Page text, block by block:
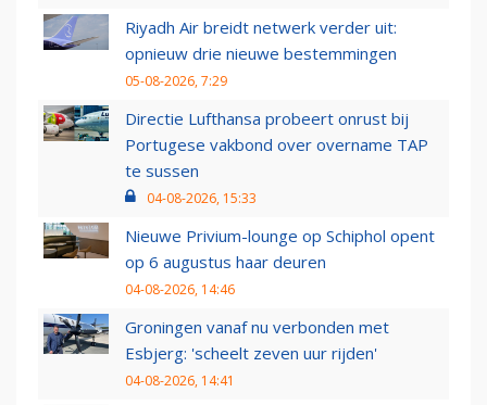
Riyadh Air breidt netwerk verder uit:
opnieuw drie nieuwe bestemmingen
05-08-2026, 7:29
Directie Lufthansa probeert onrust bij
Portugese vakbond over overname TAP
te sussen
04-08-2026, 15:33
Nieuwe Privium-lounge op Schiphol opent
op 6 augustus haar deuren
04-08-2026, 14:46
Groningen vanaf nu verbonden met
Esbjerg: 'scheelt zeven uur rijden'
04-08-2026, 14:41